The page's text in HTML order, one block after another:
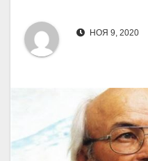
НОЯ 9, 2020